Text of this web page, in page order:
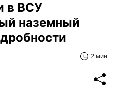
в ВСУ
наземный
2 мин